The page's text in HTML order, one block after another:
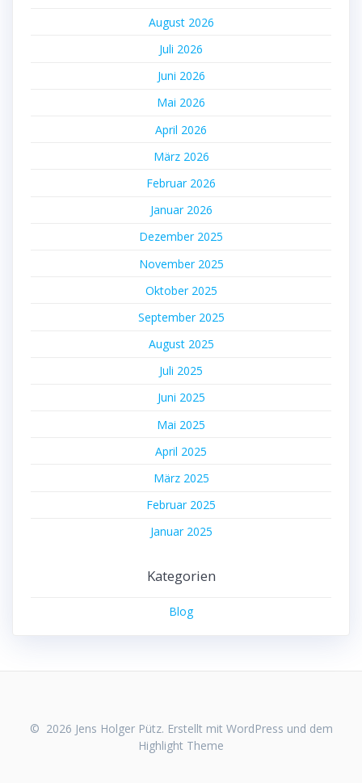
August 2026
Juli 2026
Juni 2026
Mai 2026
April 2026
März 2026
Februar 2026
Januar 2026
Dezember 2025
November 2025
Oktober 2025
September 2025
August 2025
Juli 2025
Juni 2025
Mai 2025
April 2025
März 2025
Februar 2025
Januar 2025
Kategorien
Blog
© 2026 Jens Holger Pütz. Erstellt mit WordPress und dem
Highlight Theme